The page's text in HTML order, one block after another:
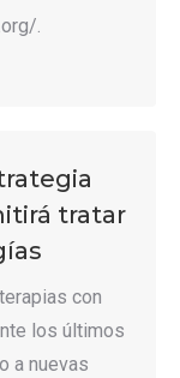
.
tratar
con
los últimos
a nuevas